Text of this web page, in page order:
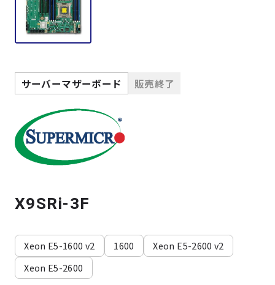
よくある質問
サービス
サポート
会社案内
サーバーマザーボード 販売終了
X9SRi-3F
Xeon E5-1600 v2 1600
Xeon E5-2600 v2
Xeon E5-2600